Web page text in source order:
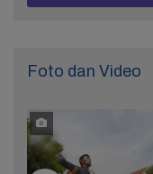
Foto dan Video